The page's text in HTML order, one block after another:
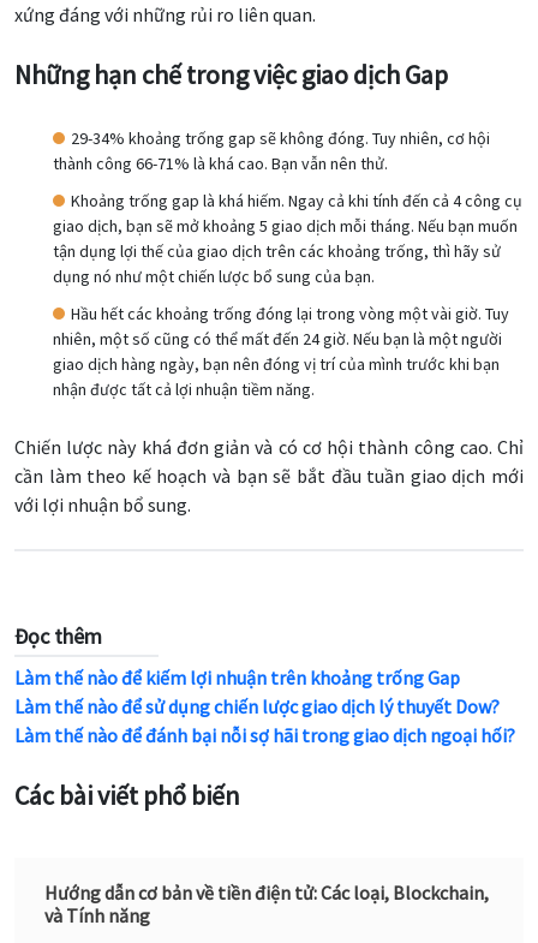
xứng đáng với những rủi ro liên quan.
Những hạn chế trong việc giao dịch Gap
29-34% khoảng trống gap sẽ không đóng. Tuy nhiên, cơ hội
thành công 66-71% là khá cao. Bạn vẫn nên thử.
Khoảng trống gap là khá hiếm. Ngay cả khi tính đến cả 4 công cụ
giao dịch, bạn sẽ mở khoảng 5 giao dịch mỗi tháng. Nếu bạn muốn
tận dụng lợi thế của giao dịch trên các khoảng trống, thì hãy sử
dụng nó như một chiến lược bổ sung của bạn.
Hầu hết các khoảng trống đóng lại trong vòng một vài giờ. Tuy
nhiên, một số cũng có thể mất đến 24 giờ. Nếu bạn là một người
giao dịch hàng ngày, bạn nên đóng vị trí của mình trước khi bạn
nhận được tất cả lợi nhuận tiềm năng.
Chiến lược này khá đơn giản và có cơ hội thành công cao. Chỉ
cần làm theo kế hoạch và bạn sẽ bắt đầu tuần giao dịch mới
với lợi nhuận bổ sung.
Đọc thêm
Làm thế nào để kiếm lợi nhuận trên khoảng trống Gap
Làm thế nào để sử dụng chiến lược giao dịch lý thuyết Dow?
Làm thế nào để đánh bại nỗi sợ hãi trong giao dịch ngoại hối?
Các bài viết phổ biến
Hướng dẫn cơ bản về tiền điện tử: Các loại, Blockchain,
và Tính năng